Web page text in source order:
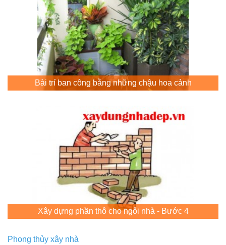
Bài trí ban công bằng những chậu hoa cảnh
Xây dựng phần thô cho ngôi nhà - Bước 4
Phong thủy xây nhà